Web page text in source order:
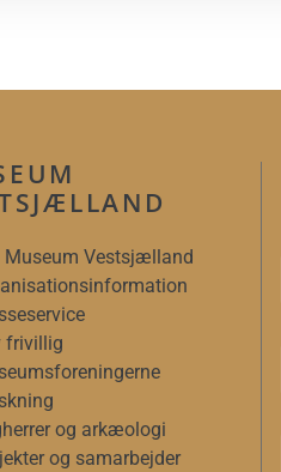
Museum Vestsjælland
frivillig
og arkæologi
og samarbejder